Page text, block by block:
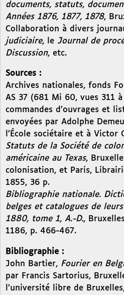
documents, statuts,
Années 1876, 1877, 1878,
Collaboration à divers
judiciaire, le Journal de
Discussion, etc.
Sources :
Archives nationales, fonds
AS 37 (681 Mi 60, vues 311
commandes d’ouvrages et
envoyées par Adolphe
l’École sociétaire et à Victor
Statuts de la Société de
américaine au Texas,
colonisation, et Paris,
1855, 36 p.
Bibliographie nationale.
belges et catalogues de
1880, tome 1, A.-D.,
1186, p. 466-467.
Bibliographie :
John Bartier, Fourier en
par Francis Sartorius,
l’université libre de